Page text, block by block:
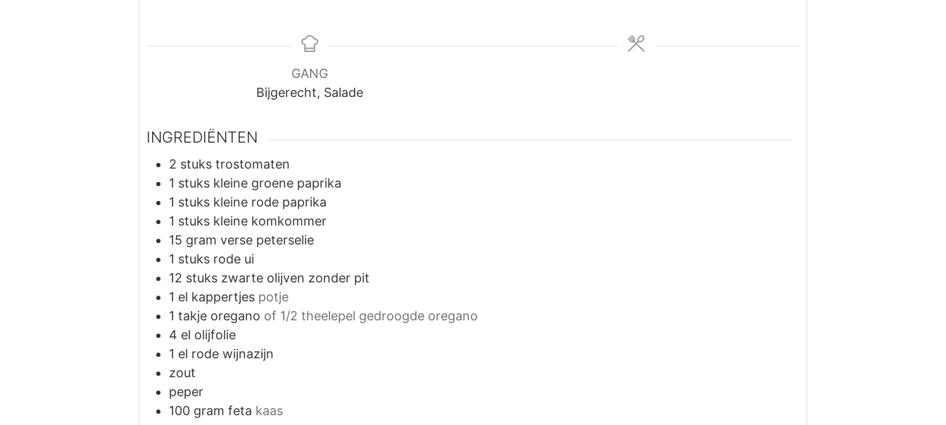
GANG
Bijgerecht, Salade
INGREDIËNTEN
2 stuks trostomaten
1 stuks kleine groene paprika
1 stuks kleine rode paprika
1 stuks kleine komkommer
15 gram verse peterselie
1 stuks rode ui
12 stuks zwarte olijven zonder pit
1 el kappertjes potje
1 takje oregano of 1/2 theelepel gedroogde oregano
4 el olijfolie
1 el rode wijnazijn
zout
peper
100 gram feta kaas